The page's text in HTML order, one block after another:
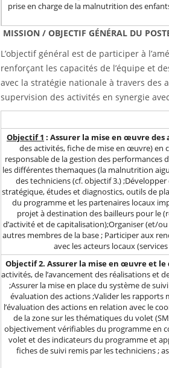
MISSION /
L’objectif général est de participer à
renforçant les capacités de l’équipe et
avec la stratégie nationale à travers des
supervision des activités en synergie
Objectif 1 : Assurer la mise en œuvre
des activités, fiche de mise en œuvre) en
responsable de la gestion des
les différentes themaques (la malnutrition
des techniciens (cf. objectif 3.)
stratégique, études et diagnostics, outils de
du programme et les partenaires locaux
projet à destination des bailleurs pour le
d’activité et de capitalisation);Organiser (et/
autres membres de la base ; Participer aux
avec les acteurs locaux
Objectif 2. Assurer la mise en œuvre et
activités, de l’avancement des réalisations
;Assurer la mise en place du système de
évaluation des actions ;Valider les rapports
l’évaluation des actions en relation avec le
de la zone sur les thématiques du volet
objectivement vérifiables du programme en
volet et des indicateurs du programme et
fiches de suivi remis par les techniciens ;